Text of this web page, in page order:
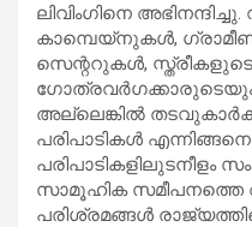
ലിവിംഗിനെ
കാമ്പെയ്‌നുകൾ, ഗ്രാമീണ
സെന്ററുകൾ,
അല്ലെങ്കിൽ
പരിപാടികൾ
പരിപാടികളിലുടനീളം
സാമൂഹിക സമീപനത്തെ
പരിശ്രമങ്ങൾ